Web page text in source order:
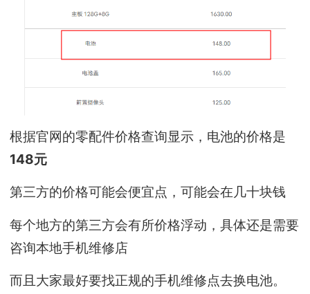
根据官网的零配件价格查询显示，电池的价格是
148元
第三方的价格可能会便宜点，可能会在几十块钱
每个地方的第三方会有所价格浮动，具体还是需要
咨询本地手机维修店
而且大家最好要找正规的手机维修点去换电池。